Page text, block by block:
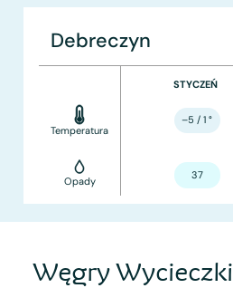
Debreczyn
Temperatura
Opady
STYCZEŃ
–5 / 1 °
37
Węgry Wycieczki